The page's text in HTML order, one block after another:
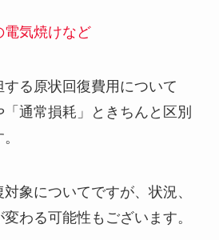
電気焼けなど
る原状回復費用について
通常損耗」ときちんと区別
象についてですが、状況、
わる可能性もございます。